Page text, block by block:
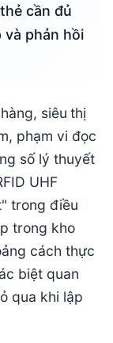
cần đủ
và phản hồi
siêu thị
phạm vi đọc
số lý thuyết
UHF
trong điều
trong kho
cách thực
biệt quan
qua khi lập